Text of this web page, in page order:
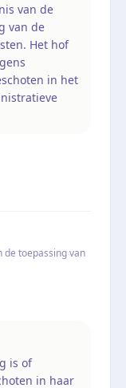
van de
van de
Het hof
in het
de toepassing van
is of
in haar